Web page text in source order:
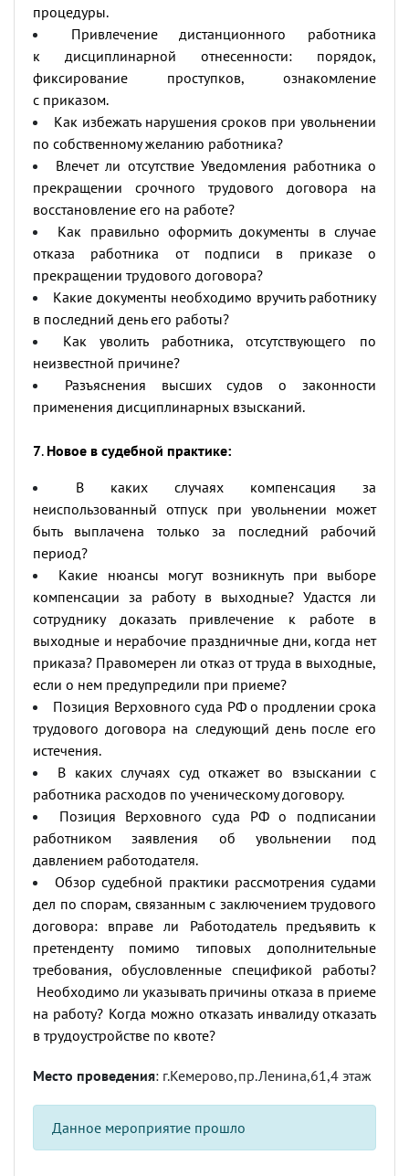
процедуры.
Привлечение дистанционного работника
к дисциплинарной отнесенности: порядок,
фиксирование проступков, ознакомление
с приказом.
Как избежать нарушения сроков при увольнении
по собственному желанию работника?
Влечет ли отсутствие Уведомления работника о
прекращении срочного трудового договора на
восстановление его на работе?
Как правильно оформить документы в случае
отказа работника от подписи в приказе о
прекращении трудового договора?
Какие документы необходимо вручить работнику
в последний день его работы?
Как уволить работника, отсутствующего по
неизвестной причине?
Разъяснения высших судов о законности
применения дисциплинарных взысканий.
7. Новое в судебной практике:
В каких случаях компенсация за
неиспользованный отпуск при увольнении может
быть выплачена только за последний рабочий
период?
Какие нюансы могут возникнуть при выборе
компенсации за работу в выходные? Удастся ли
сотруднику доказать привлечение к работе в
выходные и нерабочие праздничные дни, когда нет
приказа? Правомерен ли отказ от труда в выходные,
если о нем предупредили при приеме?
Позиция Верховного суда РФ о продлении срока
трудового договора на следующий день после его
истечения.
В каких случаях суд откажет во взыскании с
работника расходов по ученическому договору.
Позиция Верховного суда РФ о подписании
работником заявления об увольнении под
давлением работодателя.
Обзор судебной практики рассмотрения судами
дел по спорам, связанным с заключением трудового
договора: вправе ли Работодатель предъявить к
претенденту помимо типовых дополнительные
требования, обусловленные спецификой работы?
Необходимо ли указывать причины отказа в приеме
на работу? Когда можно отказать инвалиду отказать
в трудоустройстве по квоте?
Место проведения: г.Кемерово,пр.Ленина,61,4 этаж
Данное мероприятие прошло